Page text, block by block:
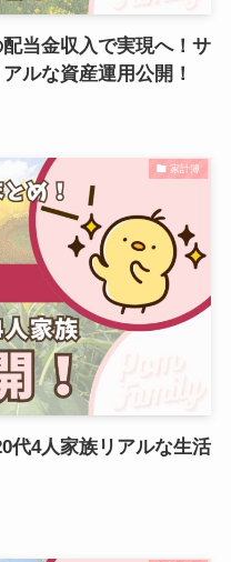
配当金収入で実現へ！サ
ルな資産運用公開！
家計簿
代4人家族リアルな生活